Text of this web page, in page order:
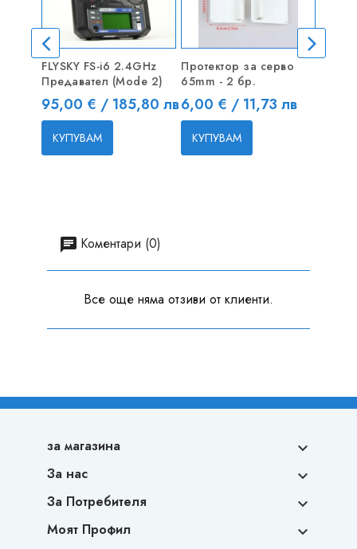
FLYSKY FS-i6 2.4GHz
Предавател (Mode 2)
Цена
95,00 € / 185,80 лв
КУПУВАМ
Протектор за серво
65mm - 2 бр.
Цена
6,00 € / 11,73 лв
КУПУВАМ
Коментари (0)
Все още няма отзиви от клиенти.
за магазина 
За нас 
За Потребителя 
Моят Профил 